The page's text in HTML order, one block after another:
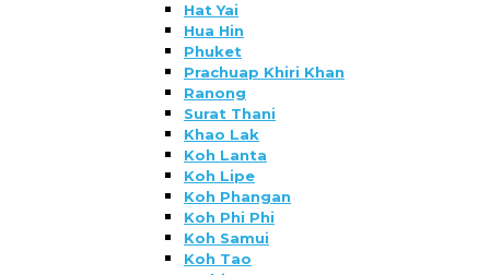
Hat Yai
Hua Hin
Phuket
Prachuap Khiri Khan
Ranong
Surat Thani
Khao Lak
Koh Lanta
Koh Lipe
Koh Phangan
Koh Phi Phi
Koh Samui
Koh Tao